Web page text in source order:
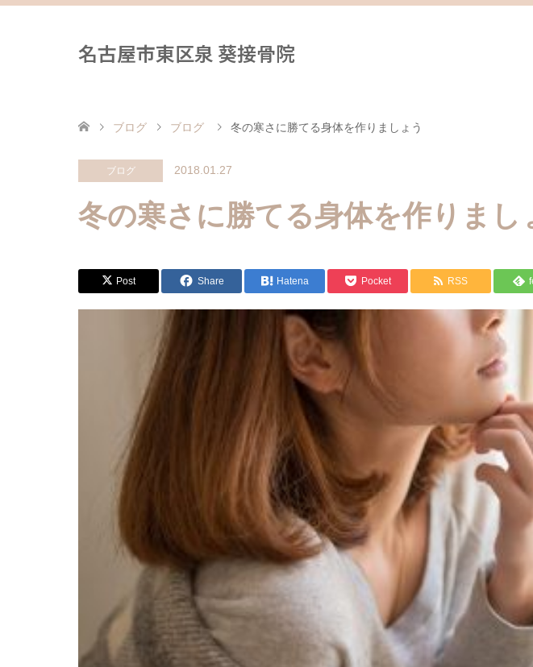
名古屋市東区泉 葵接骨院
ブログ ブログ 冬の寒さに勝てる身体を作りましょう
ブログ 2018.01.27
冬の寒さに勝てる身体を作りまし
Post Share Hatena Pocket RSS